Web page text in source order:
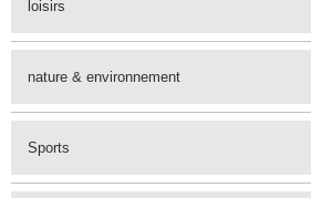
loisirs
nature & environnement
Sports